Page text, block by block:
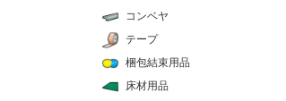
コンベヤ
テープ
梱包結束用品
床材用品